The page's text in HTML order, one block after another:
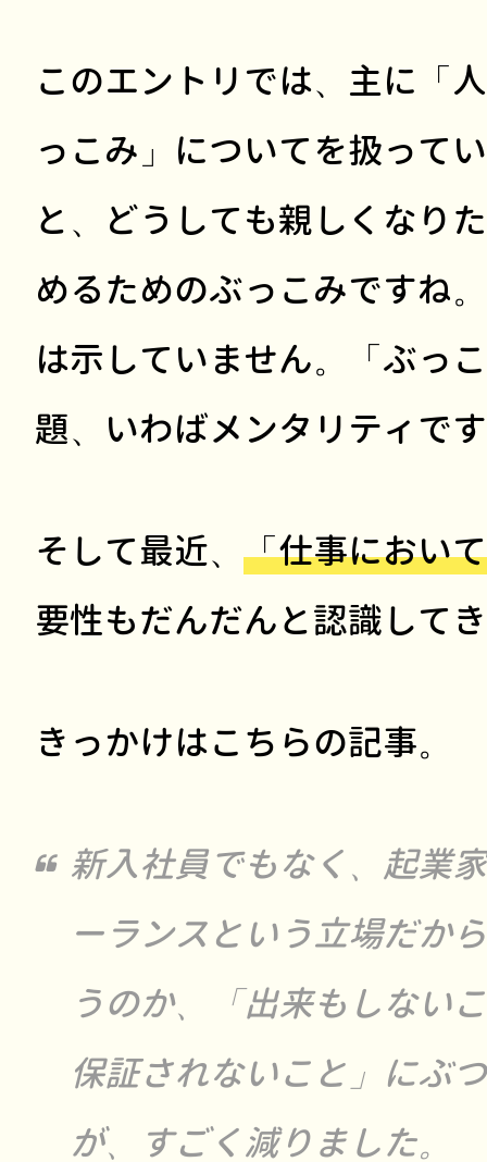
このエントリでは、主に「
っこみ」についてを扱って
と、どうしても親しくなり
めるためのぶっこみですね
は示していません。「ぶっ
題、いわばメンタリティで
そして最近、 「仕事におい
要性もだんだんと認識して
きっかけはこちらの記事。
新入社員でもなく、起業
ーランスという立場だか
うのか、「出来もしない
保証されないこと」にぶ
が、すごく減りました。